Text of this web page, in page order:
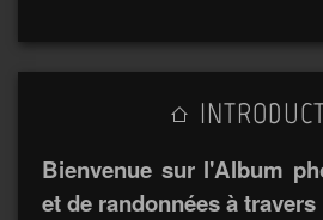
Bienvenue sur l'Album
et de randonnées à